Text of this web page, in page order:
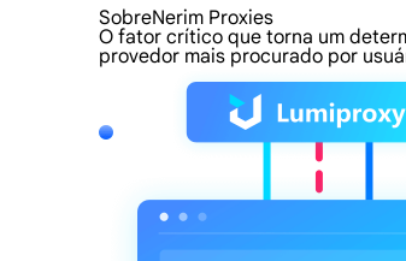
SobreNerim Proxies
O fator crítico que torna um
provedor mais procurado por